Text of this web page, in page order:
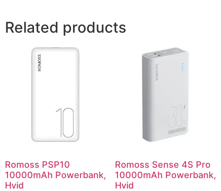
Related products
Romoss PSP10
10000mAh Powerbank,
Hvid
Romoss Sense 4S Pro
10000mAh Powerbank,
Hvid